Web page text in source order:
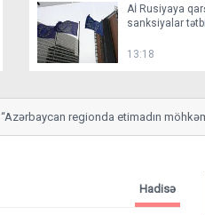
Aİ Rusiyaya
sanksiyalar
13:18
regionda etimadın
Hadisə